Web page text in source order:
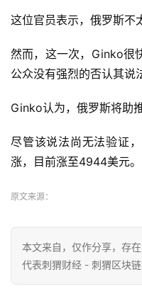
这位官员表示，俄罗斯不
然而，这一次，Ginko很
公众没有强烈的否认其说
Ginko认为，俄罗斯将助
尽管该说法尚无法验证
涨，目前涨至4944美元。
原文来源：
本文来自 ，仅作分享，存
代表刺猬财经 - 刺猬区块链